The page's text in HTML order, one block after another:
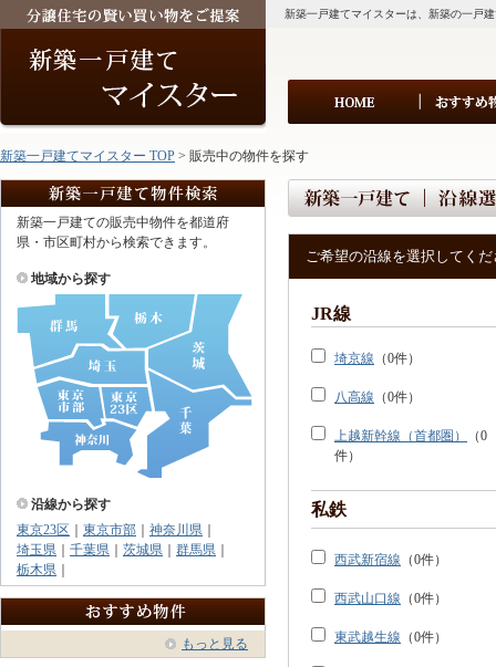
新築一戸建てマイスターは、新築の一戸
新築一戸建てマイスター TOP > 販売中の物件を探す
新築一戸建ての販売中物件を都道府
県・市区町村から検索できます。
地域から探す
沿線から探す
東京23区
東京市部 神奈川県
埼玉県
千葉県 茨城県 群馬県
栃木県
もっと見る
ご希望の沿線を選択してく
JR線
埼京線 （0件）
八高線 （0件）
上越新幹線（首都圏）
（0
件）
私鉄
西武新宿線 （0件）
西武山口線 （0件）
東武越生線 （0件）